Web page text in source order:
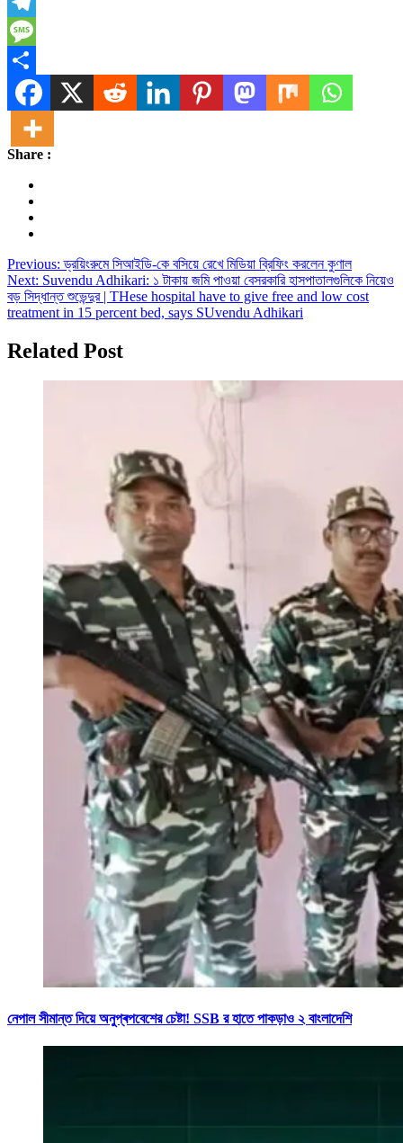
Telegram
Message
Share
Share :
Post
navigation
Previous: ড্রয়িংরুমে সিআইডি-কে বসিয়ে রেখে মিডিয়া ব্রিফিং করলেন কুণাল
Next: Suvendu Adhikari: ১ টাকায় জমি পাওয়া বেসরকারি হাসপাতালগুলিকে নিয়েও
বড় সিদ্ধান্ত শুভেন্দুর | THese hospital have to give free and low cost
treatment in 15 percent bed, says SUvendu Adhikari
Related Post
নেপাল সীমান্ত দিয়ে অনুপ্ৰপবেশের চেষ্টা! SSB র হাতে পাকড়াও ২ বাংলাদেশি